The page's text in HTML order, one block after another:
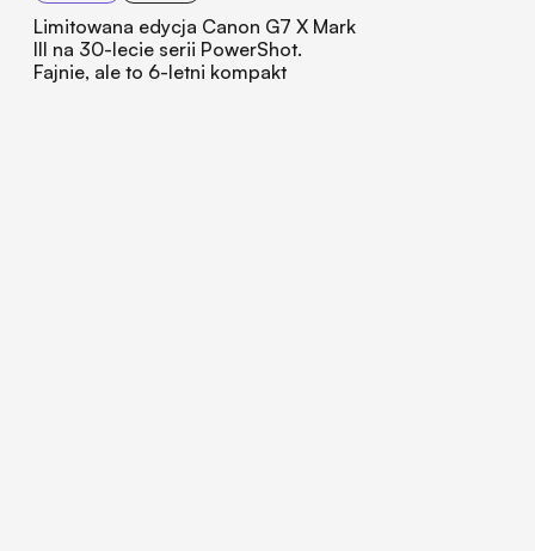
Limitowana edycja Canon G7 X Mark
III na 30-lecie serii PowerShot.
Fajnie, ale to 6-letni kompakt